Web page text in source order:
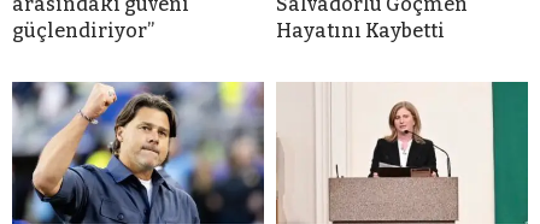
güçlendiriyor”
Hayatını Kaybetti